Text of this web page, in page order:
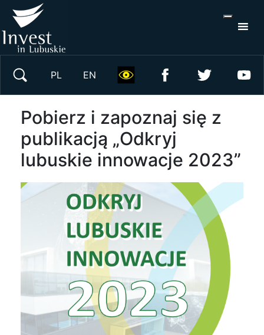
PL EN
Pobierz i zapoznaj się z
publikacją „Odkryj
lubuskie innowacje 2023”
Wyszukaj w serwisie